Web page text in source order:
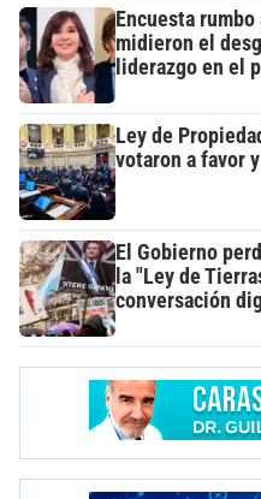
Encuesta
midieron el
liderazgo en el
Ley de
votaron a favor
El Gobierno
la "Ley de
conversación